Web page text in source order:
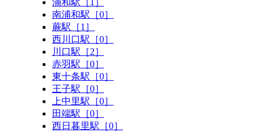
南浦和駅［0］
蕨駅［1］
西川口駅［0］
川口駅［2］
赤羽駅［0］
東十条駅［0］
王子駅［0］
上中里駅［0］
田端駅［0］
西日暮里駅［0］